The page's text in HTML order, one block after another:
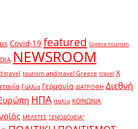
Covid-19 featured Greece tourism
NEWSROOM
travel tourism and travel Greece travel X
Γαλλία Γερμανία ΔΙΑΤΡΟΦΗ Διεθνή
ΗΠΑ Ιταλία ΚΟΙΝΩΝΙΑ
ΜΕΛΕΤΕΣ ΞΕΝΟΔΟΧΕΙΑ"